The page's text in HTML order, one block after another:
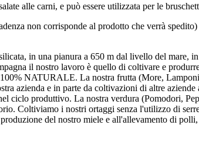
alle carni, e può essere utilizzata per le
non corrisponde al prodotto che verrà spedito)
in una pianura a 650 m dal livello del mare,
il nostro lavoro è quello di coltivare e
100% NATURALE. La nostra frutta (More,
azienda e in parte da coltivazioni di altre
ciclo produttivo. La nostra verdura (Pomodori,
Coltiviamo i nostri ortaggi senza l'utilizzo di
del nostro miele e all'allevamento di